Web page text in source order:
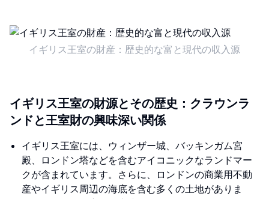
イギリス王室の財産：歴史的な富と現代の収入源
イギリス王室の財源とその歴史：クラウンラ
ンドと王室財の興味深い関係
イギリス王室には、ウィンザー城、バッキンガム宮
殿、ロンドン塔などを含むアイコニックなランドマー
クが含まれています。さらに、ロンドンの商業用不動
産やイギリス周辺の海底を含む多くの土地がありま